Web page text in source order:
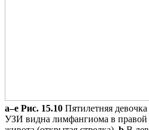
a–e Рис. 15.10 Пятилетняя
УЗИ видна лимфангиома в правой